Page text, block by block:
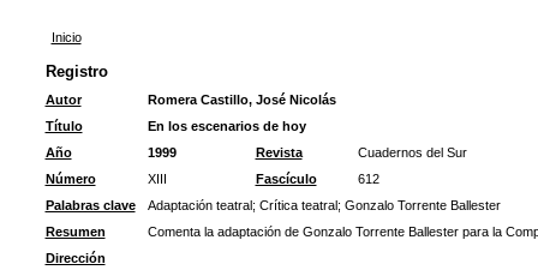
Inicio
Registro
Autor
Romera Castillo, José Nicolás
Título
En los escenarios de hoy
Año
1999 Revista
Cuadernos del Sur
Número
XIII Fascículo
612
Palabras clave
Adaptación teatral; Crítica teatral; Gonzalo Torrente Ballester
Resumen
Comenta la adaptación de Gonzalo Torrente Ballester para la
Dirección